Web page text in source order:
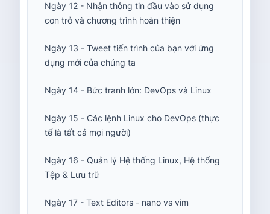
Ngày 12 - Nhận thông tin đầu vào sử dụng
con trỏ và chương trình hoàn thiện
Ngày 13 - Tweet tiến trình của bạn với ứng
dụng mới của chúng ta
Ngày 14 - Bức tranh lớn: DevOps và Linux
Ngày 15 - Các lệnh Linux cho DevOps (thực
tế là tất cả mọi người)
Ngày 16 - Quản lý Hệ thống Linux, Hệ thống
Tệp & Lưu trữ
Ngày 17 - Text Editors - nano vs vim